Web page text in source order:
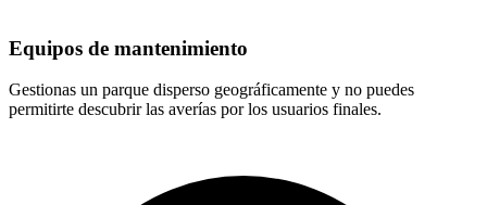
Equipos de mantenimiento
Gestionas un parque disperso geográficamente y no puedes
permitirte descubrir las averías por los usuarios finales.